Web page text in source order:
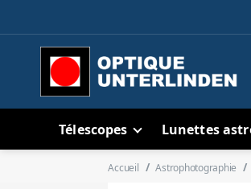
Télescopes Lunettes
Accueil Astrophotographie